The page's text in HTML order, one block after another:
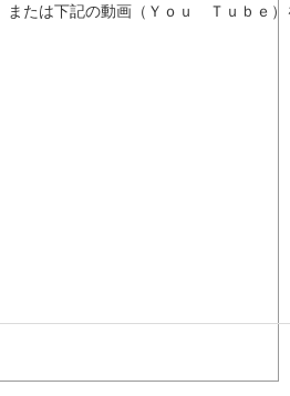
、または下記の動画（Ｙｏｕ Ｔｕｂｅ）